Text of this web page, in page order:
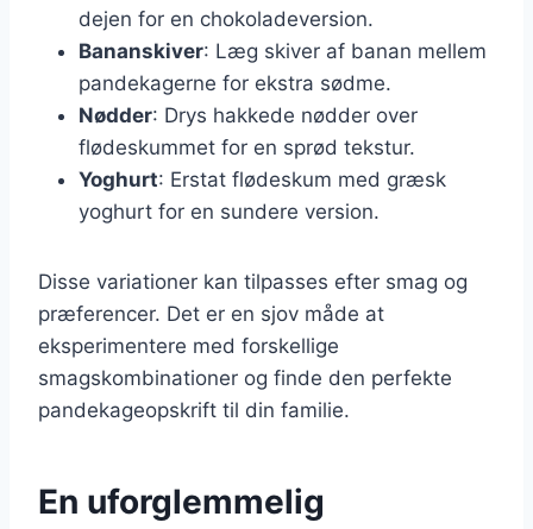
dejen for en chokoladeversion.
Bananskiver: Læg skiver af banan mellem
pandekagerne for ekstra sødme.
Nødder: Drys hakkede nødder over
flødeskummet for en sprød tekstur.
Yoghurt: Erstat flødeskum med græsk
yoghurt for en sundere version.
Disse variationer kan tilpasses efter smag og
præferencer. Det er en sjov måde at
eksperimentere med forskellige
smagskombinationer og finde den perfekte
pandekageopskrift til din familie.
En uforglemmelig